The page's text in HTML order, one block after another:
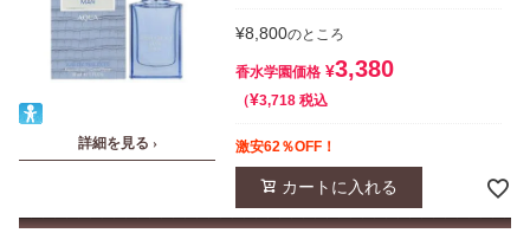
詳細を見る ›
¥8,800のところ
香水学園価格 ¥3,380
¥3,718 税込
激安62％OFF！
カートに入れる